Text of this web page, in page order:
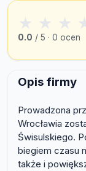
★ ★ ★
0.0 / 5 · 0 ocen
Opis firmy
Prowadzona
Wrocławia
Świsulskiego.
biegiem czasu
także i